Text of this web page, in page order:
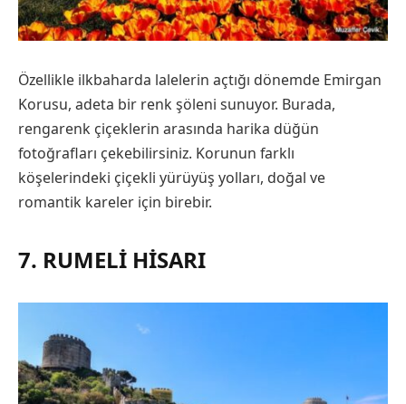
Özellikle ilkbaharda lalelerin açtığı dönemde Emirgan
Korusu, adeta bir renk şöleni sunuyor. Burada,
rengarenk çiçeklerin arasında harika düğün
fotoğrafları çekebilirsiniz. Korunun farklı
köşelerindeki çiçekli yürüyüş yolları, doğal ve
romantik kareler için birebir.
7. RUMELI HISARI